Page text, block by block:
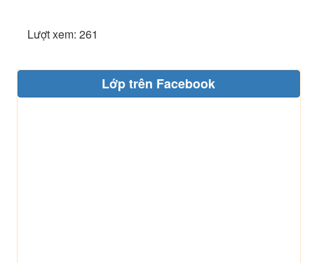
Lượt xem: 261
Lớp trên Facebook